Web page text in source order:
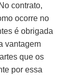
contrato,
ocorre no
é obrigada
vantagem
que os
por essa